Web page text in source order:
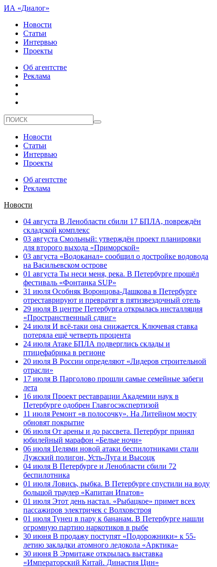
ИА «Диалог»
Новости
Статьи
Интервью
Проекты
Об агентстве
Реклама
Новости
Статьи
Интервью
Проекты
Об агентстве
Реклама
Новости
04 августа В Ленобласти сбили 17 БПЛА, повреждён
складской комплекс
03 августа Смольный: утверждён проект планировки
для второго выхода «Приморской»
03 августа «Водоканал» сообщил о достройке водовода
на Васильевском острове
01 августа Ты неси меня, река. В Петербурге прошёл
фестиваль «Фонтанка SUP»
31 июля Особняк Воронцова-Дашкова в Петербурге
отреставрируют и превратят в пятизвездочный отель
29 июля В центре Петербурга открылась инсталляция
«Пространственный сдвиг»
24 июля И всё-таки она снижается. Ключевая ставка
потеряла ещё четверть процента
24 июля Атаке БПЛА подверглись склады и
птицефабрика в регионе
20 июля В России определяют «Лидеров строительной
отрасли»
17 июля В Парголово прошли самые семейные забеги
лета
16 июля Проект реставрации Академии наук в
Петербурге одобрен Главгосэкспертизой
11 июля Ремонт «в полосочку». На Литейном мосту
обновят покрытие
06 июля От арены и до рассвета. Петербург принял
юбилейный марафон «Белые ночи»
06 июля Целями новой атаки беспилотниками стали
Лужский полигон, Усть-Луга и Высоцк
04 июля В Петербурге и Ленобласти сбили 72
беспилотника
01 июля Ловись, рыбка. В Петербурге спустили на воду
большой траулер «Капитан Ипатов»
01 июля Этот день настал. «Рыбацкое» примет всех
пассажиров электричек с Волховстроя
01 июля Тунец в пару к бананам. В Петербурге нашли
огромную партию наркотиков в рыбе
30 июня В продажу поступят «Подорожники» к 55-
летию закладки атомного ледокола «Арктика»
30 июня В Эрмитаже открылась выставка
«Императорский Китай. Династия Цин»